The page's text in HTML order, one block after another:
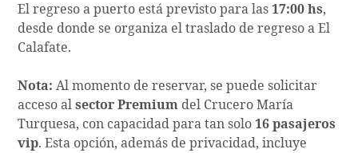
El regreso a puerto está previsto para las17:00 hs,
desde donde se organiza el traslado de regreso a El
Calafate.
Nota: Al momento de reservar, se puede solicitar
acceso alsector Premium del Crucero María
Turquesa, con capacidad para tan solo16 pasajeros
vip. Esta opción, además de privacidad, incluye